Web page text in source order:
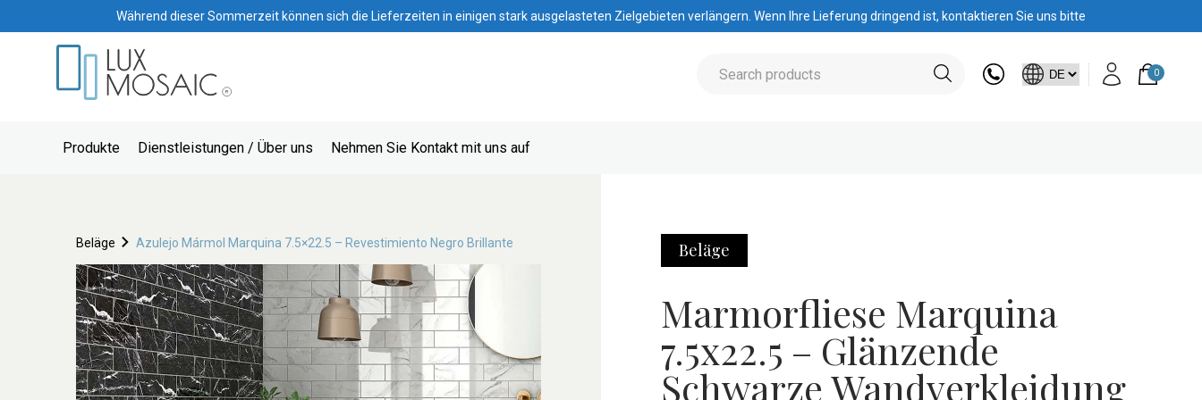
Während dieser Sommerzeit können sich die Lieferzeiten in einigen stark ausgelasteten Zielgebieten verlängern. Wenn Ihre Lieferung dringend ist, kontaktieren Sie uns bitte
0
Produkte Dienstleistungen / Über uns Nehmen Sie Kontakt mit uns auf
Beläge Azulejo Mármol Marquina 7.5×22.5 – Revestimiento Negro Brillante Beläge
Marmorfliese Marquina
7.5x22.5 – Glänzende
Schwarze Wandverkleidung